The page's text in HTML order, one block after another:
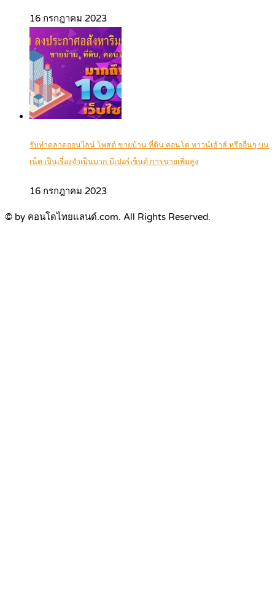
16 กรกฎาคม 2023
รับทำตลาดออนไลน์ โพสต์ ขายบ้าน ที่ดิน คอนโด ทาวน์เฮ้าส์ หรืออื่นๆ บน
เน็ต เป็นเรื่องจำเป็นมาก มีเปอร์เซ็นต์ การขายเพิ่มสูง
16 กรกฎาคม 2023
© by คอนโดไทยแลนด์.com. All Rights Reserved.